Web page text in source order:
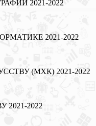
2021-2022
2021-2022
(МХК) 2021-2022
2021-2022